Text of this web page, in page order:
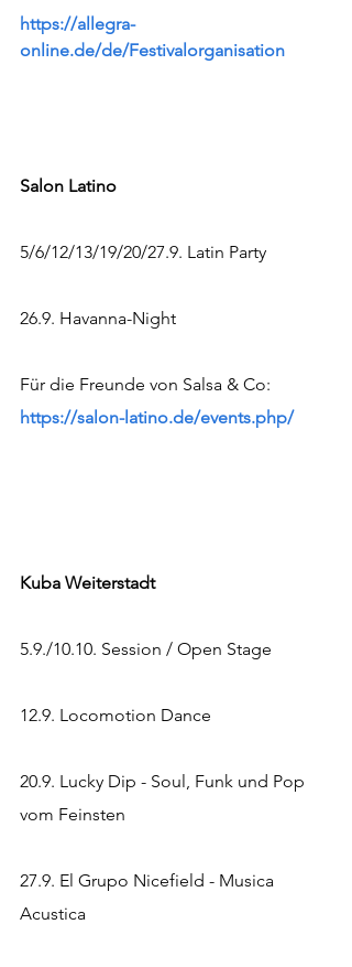
https://allegra-
online.de/de/Festivalorganisation
Salon Latino
5/6/12/13/19/20/27.9. Latin Party
26.9. Havanna-Night
Für die Freunde von Salsa & Co:
https://salon-latino.de/events.php/
Kuba Weiterstadt
5.9./10.10. Session / Open Stage
12.9. Locomotion Dance
20.9. Lucky Dip - Soul, Funk und Pop
vom Feinsten
27.9. El Grupo Nicefield - Musica
Acustica